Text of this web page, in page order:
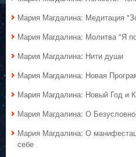
Мария Магдалина: Медитация
Мария Магдалина: Молитва "Я
Мария Магдалина: Нити души
Мария Магдалина: Новая
Мария Магдалина: Новый Год и
Мария Магдалина: О
Мария Магдалина: О
себе